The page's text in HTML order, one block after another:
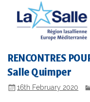
RENCONTRES
Salle Quimper
16th February 2020